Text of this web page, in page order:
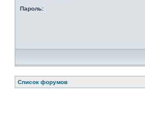
Пароль:
Список форумов